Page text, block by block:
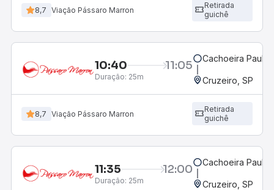
8,7 Viação Pássaro Marron
Retirada
guichê
10:40 11:05
Duração: 25m
Cachoeira
Cruzeiro, SP
8,7 Viação Pássaro Marron
Retirada
guichê
11:35 12:00
Duração: 25m
Cachoeira
Cruzeiro, SP